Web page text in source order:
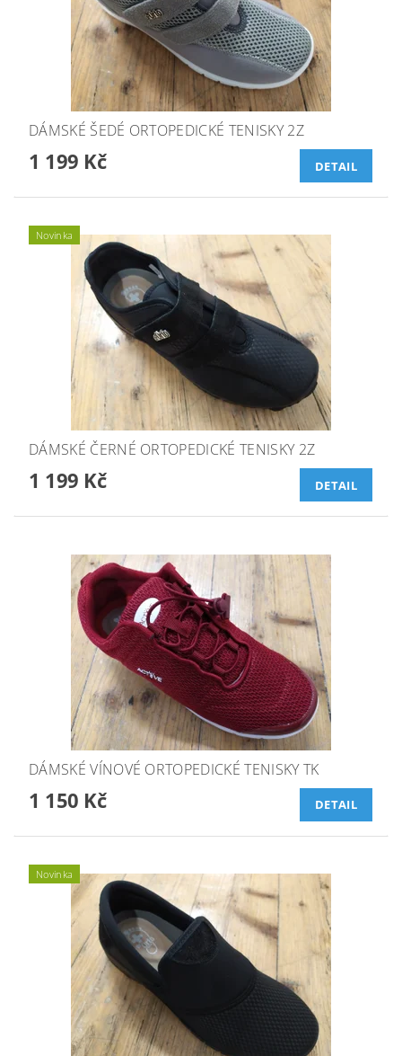
DÁMSKÉ ŠEDÉ ORTOPEDICKÉ TENISKY 2Z
1 199 Kč DETAIL
Novinka
DÁMSKÉ ČERNÉ ORTOPEDICKÉ TENISKY 2Z
1 199 Kč DETAIL
DÁMSKÉ VÍNOVÉ ORTOPEDICKÉ TENISKY TK
1 150 Kč DETAIL
Novinka